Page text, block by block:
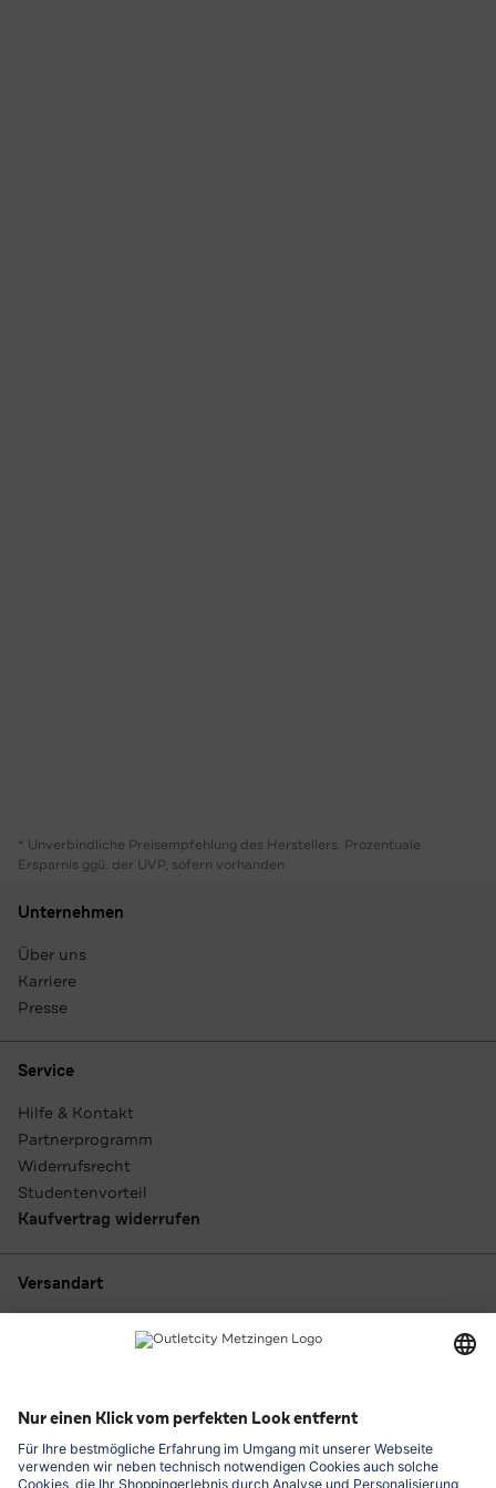
* Unverbindliche Preisempfehlung des Herstellers. Prozentuale
Ersparnis ggü. der UVP, sofern vorhanden
Unternehmen
Über uns
Karriere
Presse
Service
Hilfe & Kontakt
Partnerprogramm
Widerrufsrecht
Studentenvorteil
Kaufvertrag widerrufen
Versandart